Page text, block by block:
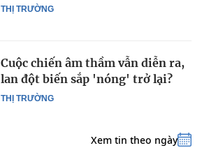
THỊ TRƯỜNG
THỊ TRƯỜNG
Cuộc chiến âm thầm vẫn diễn ra,
lan đột biến sắp 'nóng' trở lại?
Xem tin theo ngày